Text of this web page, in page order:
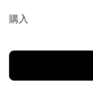
購入